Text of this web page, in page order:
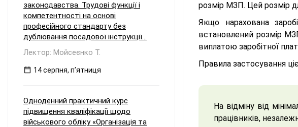
розмір МЗП. Цей розмір
Якщо нарахована
встановлений розмір
виплатою заробітної
Правила застосування
На відміну від
працівників,
законодавства. Трудові функції і
компетентності на основі
професійного стандарту без
дублювання посадової інструкції...
Лектор: Мойсеєнко Т.
14 серпня, пʼятниця
Одноденний практичний курс
підвищення кваліфікації щодо
військового обліку «Організація та